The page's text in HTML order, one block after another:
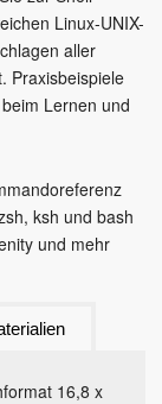
Linux-UNIX-
aller
Praxisbeispiele
Lernen und
ksh und bash
und mehr
16,8 x